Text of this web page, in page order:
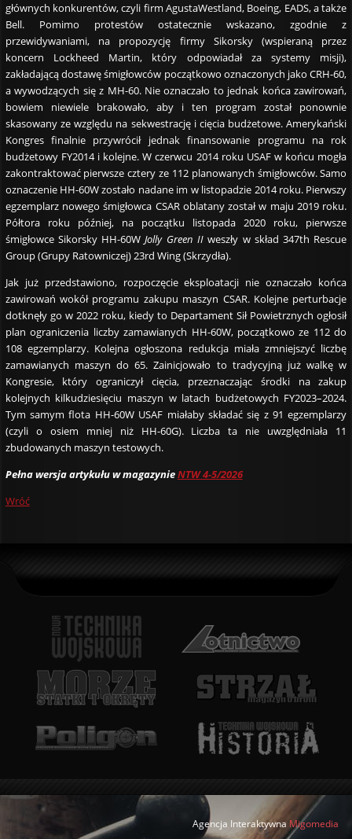
głównych konkurentów, czyli firm AgustaWestland, Boeing, EADS, a także
Bell. Pomimo protestów ostatecznie wskazano, zgodnie z
przewidywaniami, na propozycję firmy Sikorsky (wspieraną przez
koncern Lockheed Martin, który odpowiadał za systemy misji),
zakładającą dostawę śmigłowców początkowo oznaczonych jako CRH-60,
a wywodzących się z MH-60. Nie oznaczało to jednak końca zawirowań,
bowiem niewiele brakowało, aby i ten program został ponownie
skasowany ze względu na sekwestrację i cięcia budżetowe. Amerykański
Kongres finalnie przywrócił jednak finansowanie programu na rok
budżetowy FY2014 i kolejne. W czerwcu 2014 roku USAF w końcu mogła
zakontraktować pierwsze cztery ze 112 planowanych śmigłowców. Samo
oznaczenie HH-60W zostało nadane im w listopadzie 2014 roku. Pierwszy
egzemplarz nowego śmigłowca CSAR oblatany został w maju 2019 roku.
Półtora roku później, na początku listopada 2020 roku, pierwsze
śmigłowce Sikorsky HH-60WJolly Green II weszły w skład 347th Rescue
Group (Grupy Ratowniczej) 23rd Wing (Skrzydła).
Jak już przedstawiono, rozpoczęcie eksploatacji nie oznaczało końca
zawirowań wokół programu zakupu maszyn CSAR. Kolejne perturbacje
dotknęły go w 2022 roku, kiedy to Departament Sił Powietrznych ogłosił
plan ograniczenia liczby zamawianych HH-60W, początkowo ze 112 do
108 egzemplarzy. Kolejna ogłoszona redukcja miała zmniejszyć liczbę
zamawianych maszyn do 65. Zainicjowało to tradycyjną już walkę w
Kongresie, który ograniczył cięcia, przeznaczając środki na zakup
kolejnych kilkudziesięciu maszyn w latach budżetowych FY2023–2024.
Tym samym flota HH-60W USAF miałaby składać się z 91 egzemplarzy
(czyli o osiem mniej niż HH-60G). Liczba ta nie uwzględniała 11
zbudowanych maszyn testowych.
Pełna wersja artykułu w magazynieNTW 4-5/2026
Wróć
Agencja Interaktywna Migomedia